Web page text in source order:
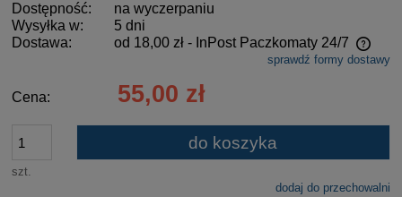
Dostępność:
na wyczerpaniu
Wysyłka w:
5 dni
Dostawa:
od 18,00 zł - InPost Paczkomaty 24/7
Cena nie zawiera ewentualnych kosztów płatnościsprawdź formy dostawy
Cena: 55,00 zł
szt.
do koszyka
dodaj do przechowalni